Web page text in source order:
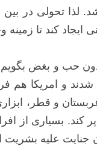
لذا تحولی
کند تا
بدون حب و بغض
شدند و امریکا
و قطر،
کند. بسیاری از
علیه بشریت